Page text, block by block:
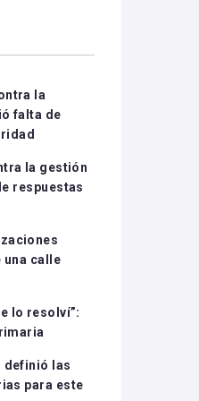
disminuir
el
la
falta de
la gestión
respuestas
una calle
lo resolví”:
definió las
para este